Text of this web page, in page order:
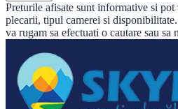
Preturile afisate sunt informative si
plecarii, tipul camerei si
va rugam sa efectuati o cautare sau sa